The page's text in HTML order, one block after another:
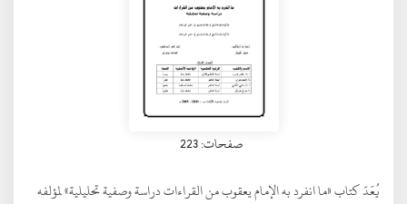
صفحات: 223
يُعَدّ كتاب «ما انفرد به الإمام يعقوب من القراءات دراسة وصفية تحليلية» لمؤلفه